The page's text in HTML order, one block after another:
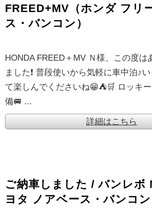
FREED+MV（ホンダ フリ
ス・バンコン）
HONDA FREED＋MV Ｎ様、この度は
ました❗ 普段使いから気軽に車中泊♪
て楽しんでくださいね😁⛺🛒 ロッキ
備🚐 ...
詳細はこちら
ご納車しました / バンレボ
ヨタ ノアベース・バンコン